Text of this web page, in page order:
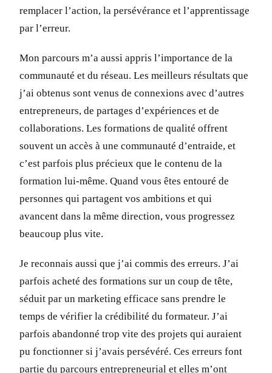
remplacer l’action, la persévérance et l’apprentissage
par l’erreur.
Mon parcours m’a aussi appris l’importance de la
communauté et du réseau. Les meilleurs résultats que
j’ai obtenus sont venus de connexions avec d’autres
entrepreneurs, de partages d’expériences et de
collaborations. Les formations de qualité offrent
souvent un accès à une communauté d’entraide, et
c’est parfois plus précieux que le contenu de la
formation lui-même. Quand vous êtes entouré de
personnes qui partagent vos ambitions et qui
avancent dans la même direction, vous progressez
beaucoup plus vite.
Je reconnais aussi que j’ai commis des erreurs. J’ai
parfois acheté des formations sur un coup de tête,
séduit par un marketing efficace sans prendre le
temps de vérifier la crédibilité du formateur. J’ai
parfois abandonné trop vite des projets qui auraient
pu fonctionner si j’avais persévéré. Ces erreurs font
partie du parcours entrepreneurial et elles m’ont